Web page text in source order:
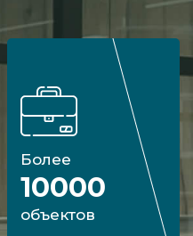
Более
10000
объектов